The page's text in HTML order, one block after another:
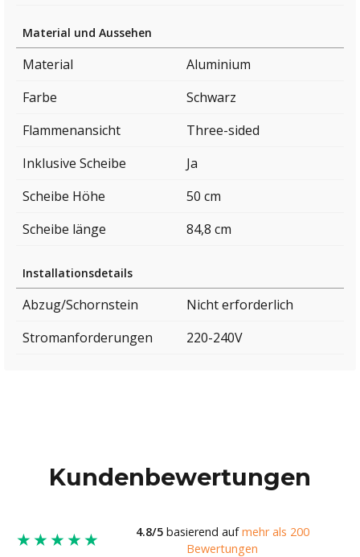
Material und Aussehen
Material
Aluminium
Farbe
Schwarz
Flammenansicht
Three-sided
Inklusive Scheibe
Ja
Scheibe Höhe
50 cm
Scheibe länge
84,8 cm
Installationsdetails
Abzug/Schornstein
Nicht erforderlich
Stromanforderungen
220-240V
Kundenbewertungen
★★★★★ 4.8/5basierend aufmehr als 200
Bewertungen